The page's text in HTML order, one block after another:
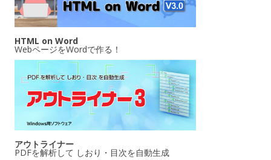
HTML on Word
WebページをWordで作る！
アウトライナー
PDFを解析して しおり・目次を自動生成